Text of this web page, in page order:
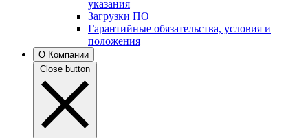
указания
Загрузки ПО
Гарантийные обязательства, условия и
положения
О Компании
Close button